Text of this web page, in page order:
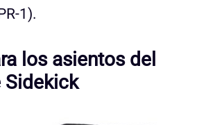
1).
los asientos del
Sidekick